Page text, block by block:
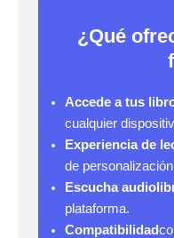
¿Qué
Accede a tus
cualquier
Experiencia de
de
Escucha
plataforma.
Compatibilidad